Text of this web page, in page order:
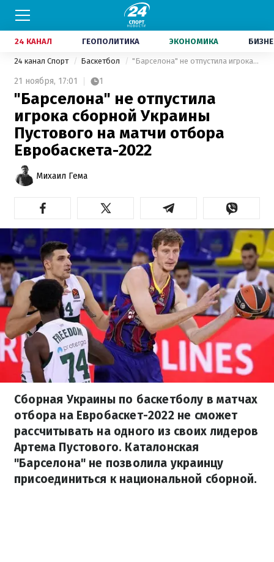
24 КАНАЛ ГЕОПОЛИТИКА ЭКОНОМИКА
24 канал Спорт Баскетбол "Барселона" не отпустила игрока сборной Украины Пустового на матчи отбора Евробаскета-2022
21 ноября, 17:01 1
"Барселона" не отпустила
игрока сборной Украины
Пустового на матчи отбора
Евробаскета-2022
Михаил Гема
Сборная Украины по баскетболу в матчах
отбора на Евробаскет-2022 не сможет
рассчитывать на одного из своих лидеров
Артема Пустового. Каталонская
"Барселона" не позволила украинцу
присоединиться к национальной сборной.